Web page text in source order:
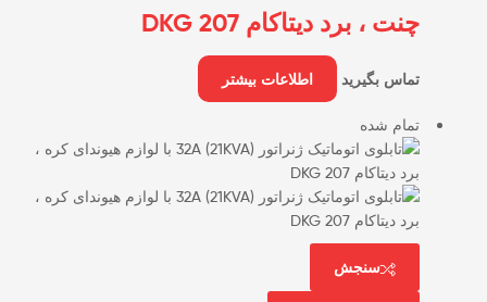
چنت ، برد دیتاکام DKG 207
تماس بگیرید اطلاعات بیشتر
تمام شده
سنجش